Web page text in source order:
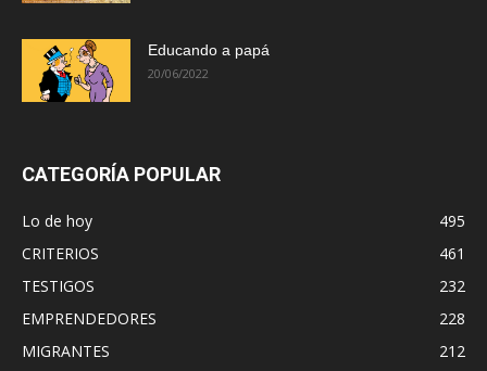
Educando a papá
20/06/2022
CATEGORÍA POPULAR
Lo de hoy
495
CRITERIOS
461
TESTIGOS
232
EMPRENDEDORES
228
MIGRANTES
212